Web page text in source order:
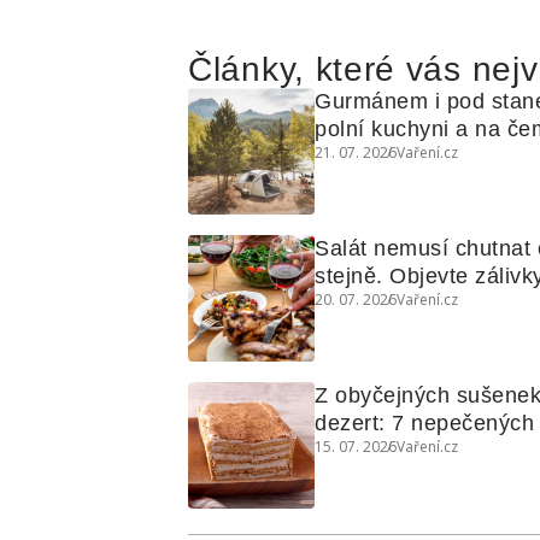
Články, které vás
Gurmánem i pod
polní kuchyni a na
21. 07. 2026Vaření.cz
Salát nemusí chutnat
stejně. Objevte
využijete i na maso,
20. 07. 2026Vaření.cz
Z obyčejných
dezert: 7
koláčů
15. 07. 2026Vaření.cz